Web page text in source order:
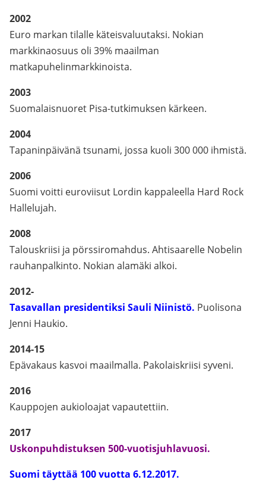
2002
Euro markan tilalle käteisvaluutaksi. Nokian
markkinaosuus oli 39% maailman
matkapuhelinmarkkinoista.
2003
Suomalaisnuoret Pisa-tutkimuksen kärkeen.
2004
Tapaninpäivänä tsunami, jossa kuoli 300 000 ihmistä.
2006
Suomi voitti euroviisut Lordin kappaleella Hard Rock
Hallelujah.
2008
Talouskriisi ja pörssiromahdus. Ahtisaarelle Nobelin
rauhanpalkinto. Nokian alamäki alkoi.
2012-
Tasavallan presidentiksi Sauli Niinistö. Puolisona
Jenni Haukio.
2014-15
Epävakaus kasvoi maailmalla. Pakolaiskriisi syveni.
2016
Kauppojen aukioloajat vapautettiin.
2017
Uskonpuhdistuksen 500-vuotisjuhlavuosi.
Suomi täyttää 100 vuotta 6.12.2017.